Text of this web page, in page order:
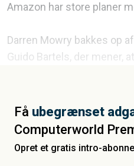
Amazon har store planer
Darren Mowry bakkes op
Guido Bartels, der mener, at
Få ubegrænset
Computerworld
Opret et gratis intro-